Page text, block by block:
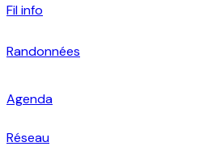
Fil info
Randonnées
Agenda
Réseau